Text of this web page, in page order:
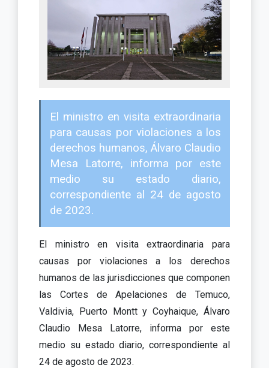
El ministro en visita extraordinaria
para causas por violaciones a los
derechos humanos, Álvaro Claudio
Mesa Latorre, informa por este
medio su estado diario,
correspondiente al 24 de agosto
de 2023.
El ministro en visita extraordinaria para
causas por violaciones a los derechos
humanos de las jurisdicciones que componen
las Cortes de Apelaciones de Temuco,
Valdivia, Puerto Montt y Coyhaique, Álvaro
Claudio Mesa Latorre, informa por este
medio su estado diario, correspondiente al
24 de agosto de 2023.